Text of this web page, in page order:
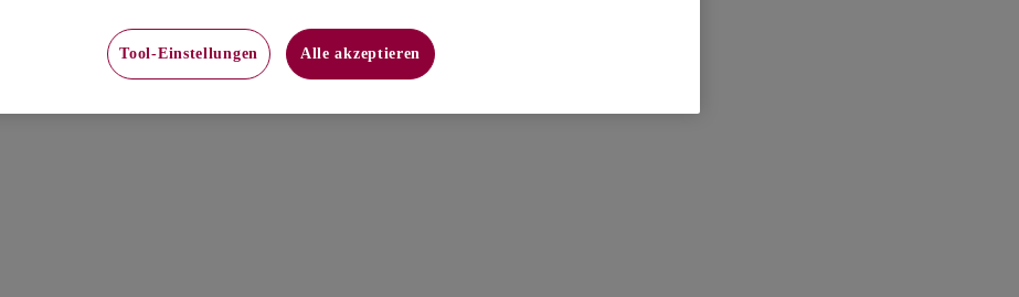
Tool-Einstellungen Alle akzeptieren